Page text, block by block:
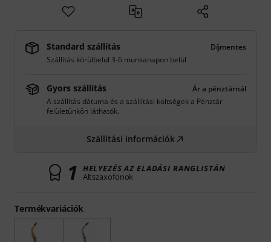
Termékvariációk
Standard szállítás
Díjmentes
Szállítás körülbelül 3-6 munkanapon belül
Gyors szállítás
Ár a pénztárnál
A szállítás dátuma és a szállítási költségek a Pénztár
felületünkön láthatók.
Szállítási információk
1 HELYEZÉS AZ ELADÁSI RANGLISTÁN
Altszaxofonok